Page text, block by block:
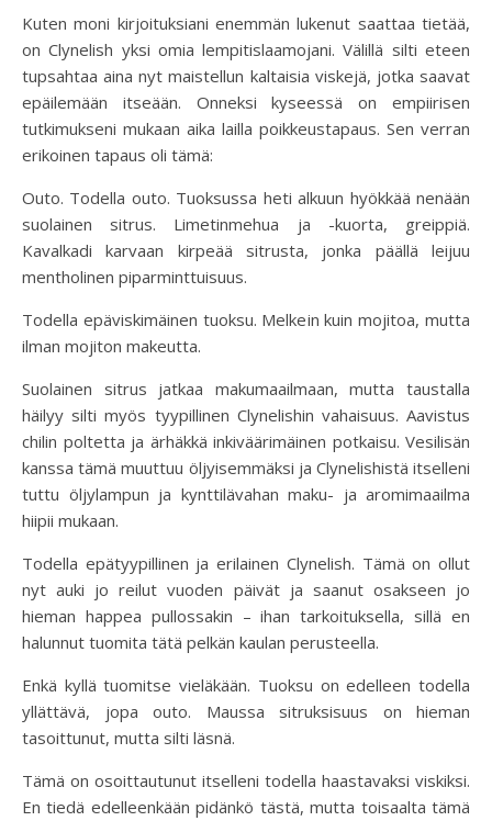
Kuten moni kirjoituksiani enemmän lukenut saattaa tietää,
on Clynelish yksi omia lempitislaamojani. Välillä silti eteen
tupsahtaa aina nyt maistellun kaltaisia viskejä, jotka saavat
epäilemään itseään. Onneksi kyseessä on empiirisen
tutkimukseni mukaan aika lailla poikkeustapaus. Sen verran
erikoinen tapaus oli tämä:
Outo. Todella outo. Tuoksussa heti alkuun hyökkää nenään
suolainen sitrus. Limetinmehua ja -kuorta, greippiä.
Kavalkadi karvaan kirpeää sitrusta, jonka päällä leijuu
mentholinen piparminttuisuus.
Todella epäviskimäinen tuoksu. Melkein kuin mojitoa, mutta
ilman mojiton makeutta.
Suolainen sitrus jatkaa makumaailmaan, mutta taustalla
häilyy silti myös tyypillinen Clynelishin vahaisuus. Aavistus
chilin poltetta ja ärhäkkä inkiväärimäinen potkaisu. Vesilisän
kanssa tämä muuttuu öljyisemmäksi ja Clynelishistä itselleni
tuttu öljylampun ja kynttilävahan maku- ja aromimaailma
hiipii mukaan.
Todella epätyypillinen ja erilainen Clynelish. Tämä on ollut
nyt auki jo reilut vuoden päivät ja saanut osakseen jo
hieman happea pullossakin – ihan tarkoituksella, sillä en
halunnut tuomita tätä pelkän kaulan perusteella.
Enkä kyllä tuomitse vieläkään. Tuoksu on edelleen todella
yllättävä, jopa outo. Maussa sitruksisuus on hieman
tasoittunut, mutta silti läsnä.
Tämä on osoittautunut itselleni todella haastavaksi viskiksi.
En tiedä edelleenkään pidänkö tästä, mutta toisaalta tämä